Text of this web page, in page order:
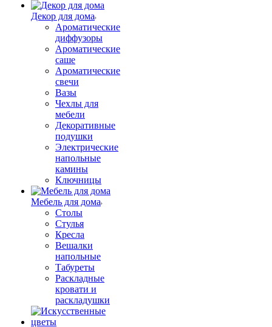
Декор для дома
Ароматические
диффузоры
Ароматические
саше
Ароматические
свечи
Вазы
Чехлы для
мебели
Декоративные
подушки
Электрические
напольные
камины
Ключницы
Мебель для дома
Столы
Стулья
Кресла
Вешалки
напольные
Табуреты
Раскладные
кровати и
раскладушки